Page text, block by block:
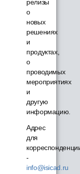
релизы
о
новых
решениях
и
продуктах,
о
проводимых
мероприятиях
и
другую
информацию.
Адрес
для
-
info@isicad.ru